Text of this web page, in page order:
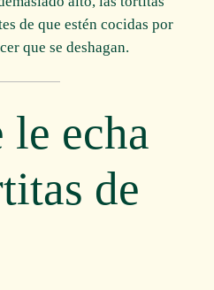
de que estén cocidas por
que se deshagan.
le echa
de